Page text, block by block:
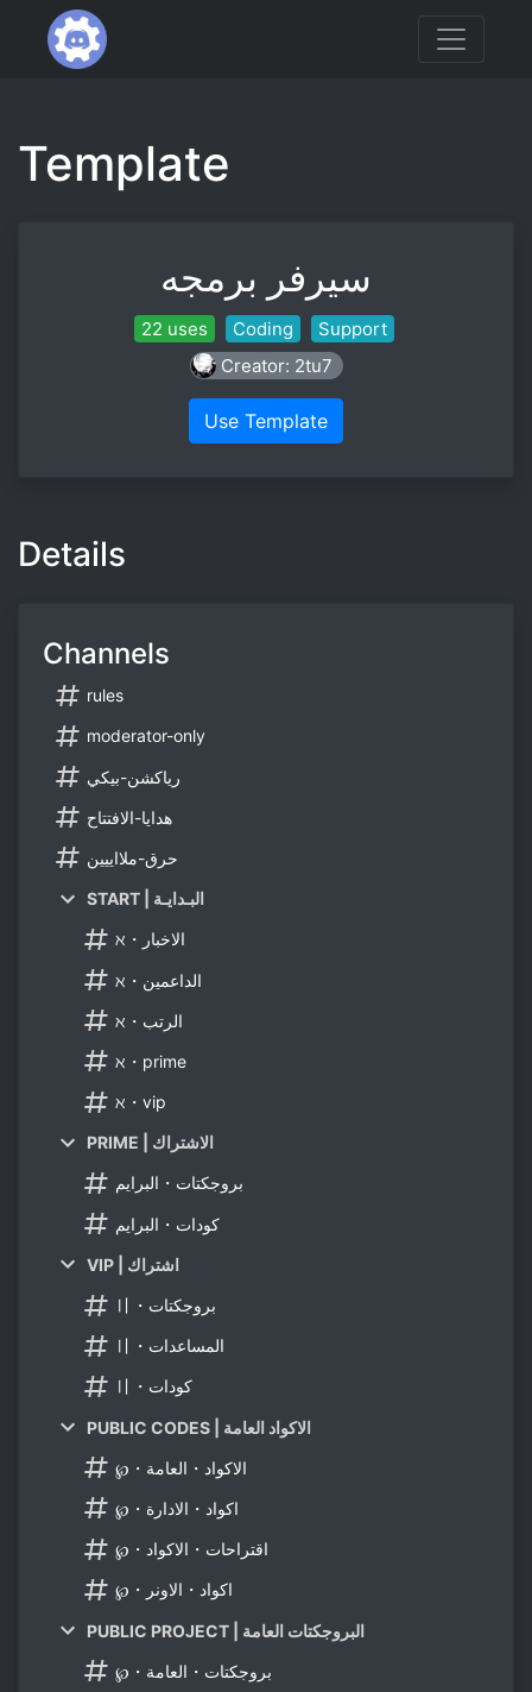
Template
سيرفر برمجه
22 uses Coding
Support
Creator: 2tu7
Use Template
Details
Channels
rules
moderator-only
رياكشن-بيكي
هدايا-الافتتاح
حرق-ملااييين
START | البـدايـة
ℵ・الاخبار
ℵ・الداعمين
ℵ・الرتب
ℵ・prime
ℵ・vip
PRIME | الاشتراك
بروجكتات・البرايم
كودات・البرايم
VIP | اشتراك
〢・بروجكتات
〢・المساعدات
〢・كودات
PUBLIC CODES | الاكواد العامة
℘・الاكواد・العامة
℘・اكواد・الادارة
℘・اقتراحات・الاكواد
℘・اكواد・الاونر
PUBLIC PROJECT | البروجكتات العامة
℘・بروجكتات・العامة